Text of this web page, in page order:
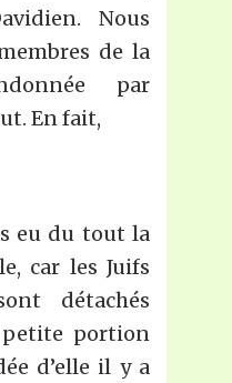
Nous
de la
par
En fait,
eu du tout la
car les Juifs
détachés
portion
d’elle il y a